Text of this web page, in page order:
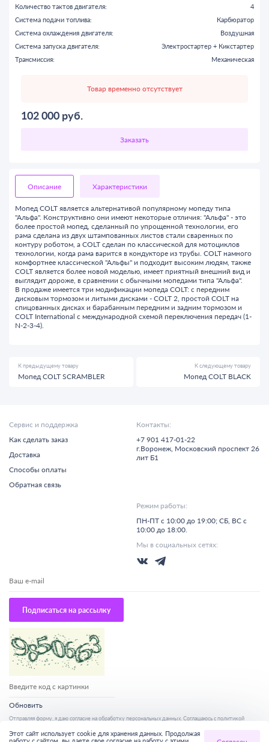
Количество тактов двигателя:
4
Система подачи топлива:
Карбюратор
Система охлаждения двигателя:
Воздушная
Система запуска двигателя:
Электростартер + Кикстартер
Трансмиссия:
Механическая
Товар временно отсутствует
102 000 руб.
Описание Характеристики
Мопед COLT является альтернативой популярному мопеду типа
"Альфа". Конструктивно они имеют некоторые отличия: "Альфа" - это
более простой мопед, сделанный по упрощенной технологии, его
рама сделана из двух штампованных листов стали сваренных по
контуру роботом, а COLT сделан по классической для мотоциклов
технологии, когда рама варится в кондукторе из трубы. COLT намного
комфортнее классической "Альфы" и подходит высоким людям, также
COLT является более новой моделью, имеет приятный внешний вид и
выглядит дороже, в сравнении с обычными мопедами типа "Альфа".
В продаже имеется три модификации мопеда COLT: с передним
дисковым тормозом и литыми дисками - COLT 2, простой COLT на
спицованных дисках и барабанным передним и задним тормозом и
COLT International с международной схемой переключения передач (1-
N-2-3-4).
К предыдущему товару
Мопед COLT SCRAMBLER
К следующему товару
Мопед COLT BLACK
Сервис и поддержка
Как сделать заказ
Доставка
Способы оплаты
Обратная связь
Контакты:
+7 901 417-01-22
г.Воронеж, Московский проспект 26
лит Б1
Режим работы:
ПН-ПТ с 10:00 до 19:00; СБ, ВС с
10:00 до 18:00.
Мы в социальных сетях:
Подписаться на рассылку
Обновить
Отправляя форму, я даю согласие наобработку персональных данных . Соглашаюсь сполитикой
Этот сайт использует cookie для хранения данных. Продолжая